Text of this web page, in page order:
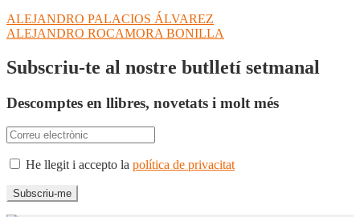
Navegació
d'entrades
Entrada
anterior:
ALEJANDRO PALACIOS ÁLVAREZ
Pròxima
ALEJANDRO ROCAMORA BONILLA
Subscriu-te al nostre butlletí setmanal
Descomptes en llibres, novetats i molt més
He llegit i accepto la política de privacitat